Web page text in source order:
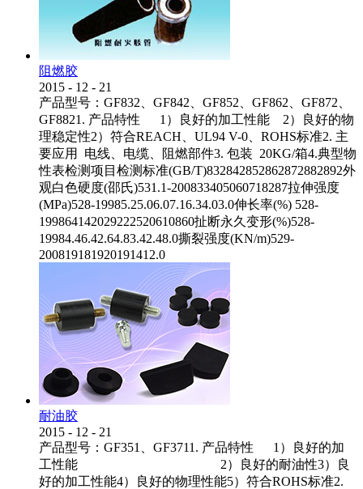
阻燃胶
2015 - 12 - 21
产品型号：GF832、GF842、GF852、GF862、GF872、
GF8821. 产品特性 1）良好的加工性能 2）良好的物
理稳定性2）符合REACH、UL94 V-0、ROHS标准2. 主
要应用 电线、电缆、阻燃部件3. 包装 20KG/箱4.典型物
性表检测项目检测标准(GB/T)832842852862872882892外
观白色硬度(邵氏)531.1-200833405060718287拉伸强度
(MPa)528-19985.25.06.07.16.34.03.0伸长率(%) 528-
199864142029222520610860扯断永久变形(%)528-
19984.46.42.64.83.42.48.0撕裂强度(KN/m)529-
200819181920191412.0
耐油胶
2015 - 12 - 21
产品型号：GF351、GF3711. 产品特性 1）良好的加
工性能 2）良好的耐油性3）良
好的加工性能4）良好的物理性能5）符合ROHS标准2.